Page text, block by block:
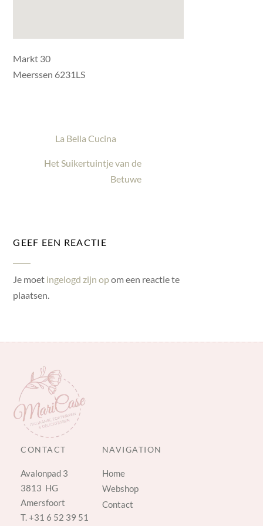
Markt 30
Meerssen 6231LS
La Bella Cucina
Het Suikertuintje van de
Betuwe
GEEF EEN REACTIE
Je moet ingelogd zijn opom een reactie te
plaatsen.
CONTACT
Avalonpad 3
3813 HG
Amersfoort
T.+31 6 52 39 51
NAVIGATION
Home
Webshop
Contact